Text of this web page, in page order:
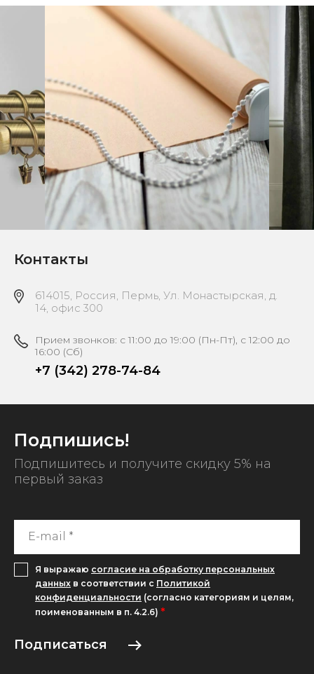
Контакты
614015, Россия, Пермь, Ул. Монастырская, д.
14, офис 300
Прием звонков: с 11:00 до 19:00 (Пн-Пт), с 12:00 до
16:00 (Сб)
+7 (342) 278-74-84
Подпишись!
Подпишитесь и получите скидку 5% на
первый заказ
Я выражаю согласие на обработку персональных
данных в соответствии с Политикой
конфиденциальности (согласно категориям и целям,
поименованным в п. 4.2.6) *
Подписаться